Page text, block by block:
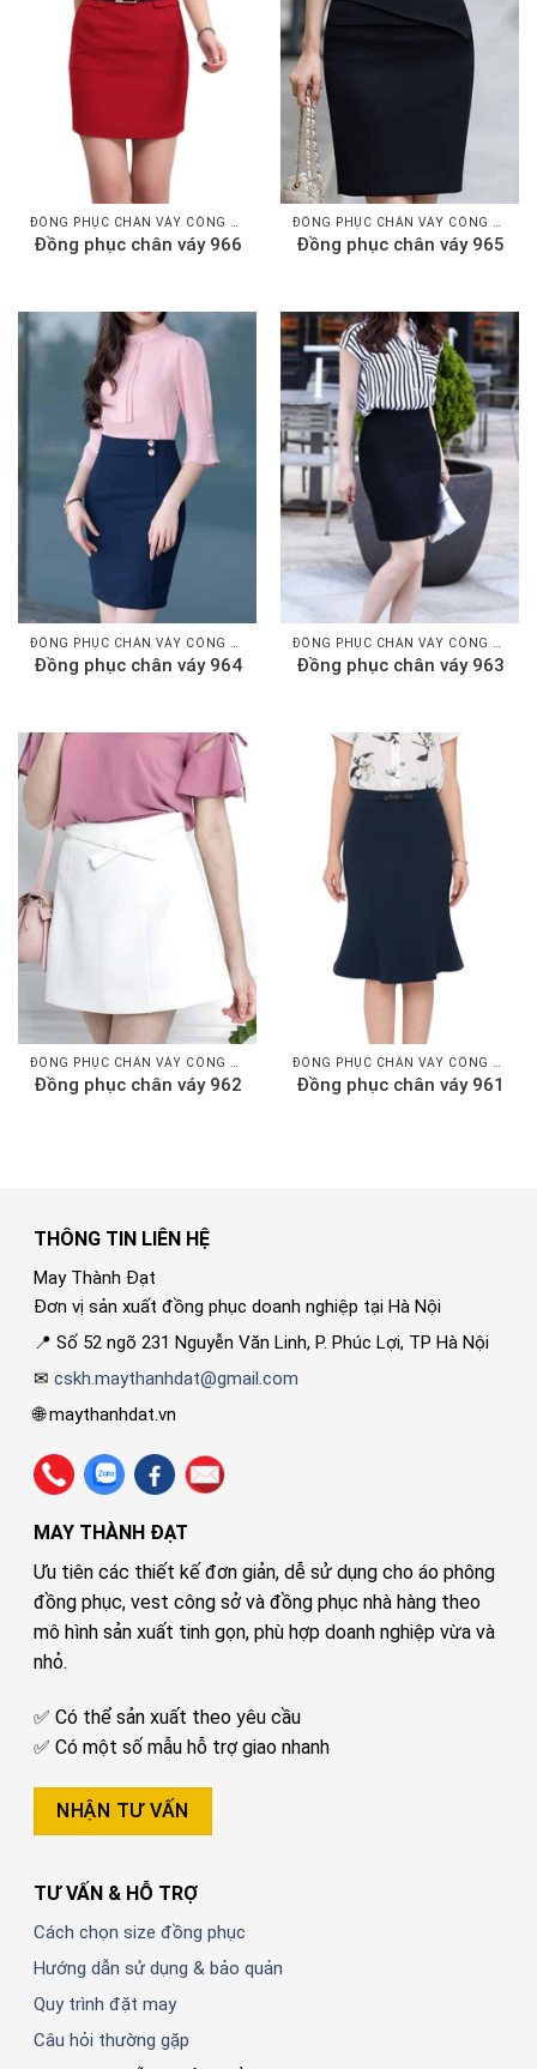
ĐỒNG PHỤC CHÂN VÁY CÔNG SỞ
Đồng phục chân váy 966
ĐỒNG PHỤC CHÂN VÁY CÔNG SỞ
Đồng phục chân váy 965
Đồng phục chân váy 964 Đồng phục chân váy 963
ĐỒNG PHỤC CHÂN VÁY CÔNG SỞ
Đồng phục chân váy 962
ĐỒNG PHỤC CHÂN VÁY CÔNG SỞ
Đồng phục chân váy 961
THÔNG TIN LIÊN HỆ
May Thành Đạt
Đơn vị sản xuất đồng phục doanh nghiệp tại Hà Nội
📍 Số 52 ngõ 231 Nguyễn Văn Linh, P. Phúc Lợi, TP Hà Nội
✉cskh.maythanhdat@gmail.com
🌐 maythanhdat.vn
MAY THÀNH ĐẠT
Ưu tiên các thiết kế đơn giản, dễ sử dụng cho áo phông
đồng phục, vest công sở và đồng phục nhà hàng theo
mô hình sản xuất tinh gọn, phù hợp doanh nghiệp vừa và
nhỏ.
✅ Có thể sản xuất theo yêu cầu
✅ Có một số mẫu hỗ trợ giao nhanh
NHẬN TƯ VẤN
TƯ VẤN & HỖ TRỢ
Cách chọn size đồng phục
Hướng dẫn sử dụng & bảo quản
Quy trình đặt may
Câu hỏi thường gặp